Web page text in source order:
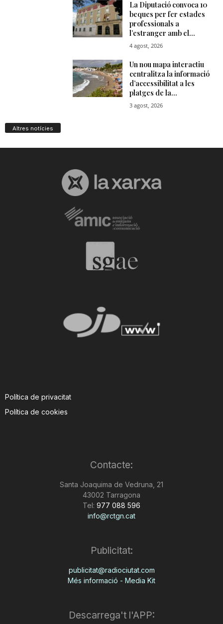
Altres notícies
Política de privacitat
Política de cookies
Contacte:
Santa Joaquima de Vedruna, 21
43002 Tarragona
Tel: 977 088 596
info@rctgn.cat
Publicitat:
publicitat@radiociutat.com
Més informació - Media Kit
Descarrega't l'APP: